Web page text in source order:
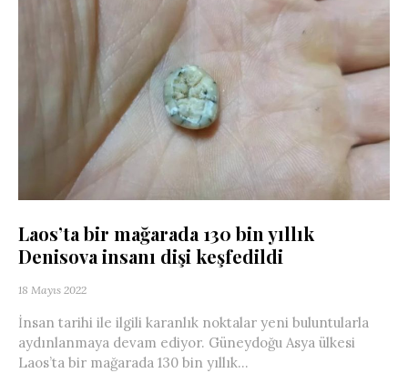
Laos’ta bir mağarada 130 bin yıllık
Denisova insanı dişi keşfedildi
18 Mayıs 2022
İnsan tarihi ile ilgili karanlık noktalar yeni buluntularla
aydınlanmaya devam ediyor. Güneydoğu Asya ülkesi
Laos’ta bir mağarada 130 bin yıllık...